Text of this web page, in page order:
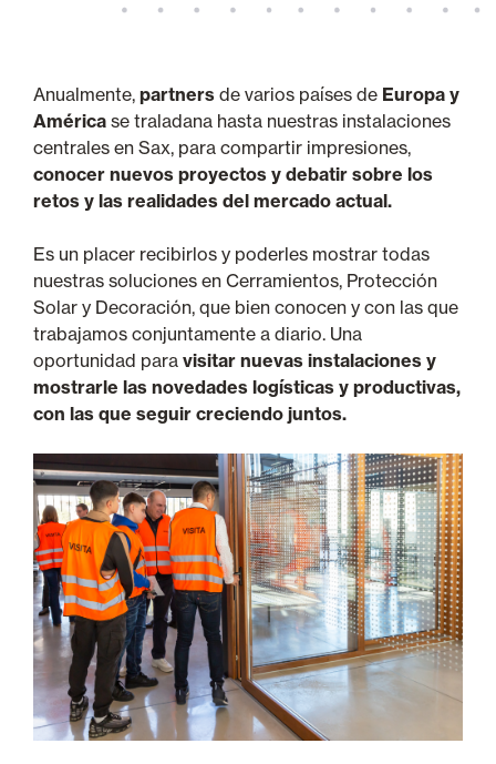
Anualmente, partners de varios países de Europa y
América se traladana hasta nuestras instalaciones
centrales en Sax, para compartir impresiones,
conocer nuevos proyectos y debatir sobre los
retos y las realidades del mercado actual.
Es un placer recibirlos y poderles mostrar todas
nuestras soluciones en Cerramientos, Protección
Solar y Decoración, que bien conocen y con las que
trabajamos conjuntamente a diario. Una
oportunidad para visitar nuevas instalaciones y
mostrarle las novedades logísticas y productivas,
con las que seguir creciendo juntos.